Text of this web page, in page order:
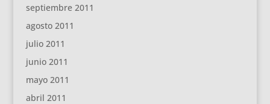
septiembre 2011
agosto 2011
julio 2011
junio 2011
mayo 2011
abril 2011